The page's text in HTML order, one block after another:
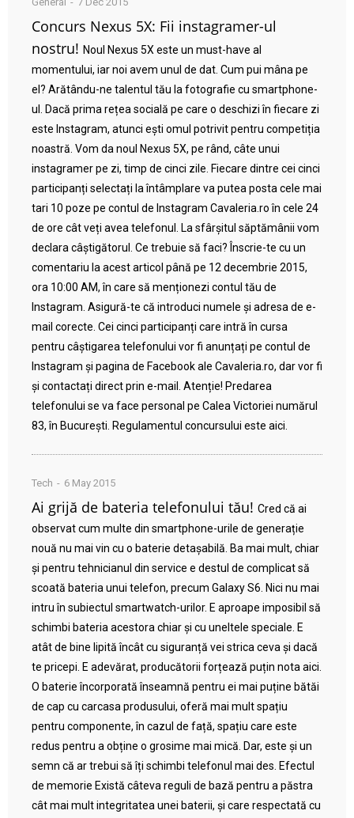
Concurs Nexus 5X: Fii instagramer-ul
nostru! Noul Nexus 5X este un must-have al
momentului, iar noi avem unul de dat. Cum pui mâna pe
el? Arătându-ne talentul tău la fotografie cu smartphone-
ul. Dacă prima rețea socială pe care o deschizi în fiecare zi
este Instagram, atunci ești omul potrivit pentru competiția
noastră. Vom da noul Nexus 5X, pe rând, câte unui
instagramer pe zi, timp de cinci zile. Fiecare dintre cei cinci
participanți selectați la întâmplare va putea posta cele mai
tari 10 poze pe contul de Instagram Cavaleria.ro în cele 24
de ore cât veți avea telefonul. La sfârșitul săptămânii vom
declara câștigătorul. Ce trebuie să faci? Înscrie-te cu un
comentariu la acest articol până pe 12 decembrie 2015,
ora 10:00 AM, în care să menționezi contul tău de
Instagram. Asigură-te că introduci numele și adresa de e-
mail corecte. Cei cinci participanți care intră în cursa
pentru câștigarea telefonului vor fi anunțați pe contul de
Instagram și pagina de Facebook ale Cavaleria.ro, dar vor fi
și contactați direct prin e-mail. Atenție! Predarea
telefonului se va face personal pe Calea Victoriei numărul
83, în București. Regulamentul concursului este aici.
Tech 6 May 2015
Ai grijă de bateria telefonului tău! Cred că ai
observat cum multe din smartphone-urile de generație
nouă nu mai vin cu o baterie detașabilă. Ba mai mult, chiar
și pentru tehnicianul din service e destul de complicat să
scoată bateria unui telefon, precum Galaxy S6. Nici nu mai
intru în subiectul smartwatch-urilor. E aproape imposibil să
schimbi bateria acestora chiar și cu uneltele speciale. E
atât de bine lipită încât cu siguranță vei strica ceva și dacă
te pricepi. E adevărat, producătorii forțează puțin nota aici.
O baterie încorporată înseamnă pentru ei mai puține bătăi
de cap cu carcasa produsului, oferă mai mult spațiu
pentru componente, în cazul de față, spațiu care este
redus pentru a obține o grosime mai mică. Dar, este și un
semn că ar trebui să îți schimbi telefonul mai des. Efectul
de memorie Există câteva reguli de bază pentru a păstra
cât mai mult integritatea unei baterii, și care respectată cu